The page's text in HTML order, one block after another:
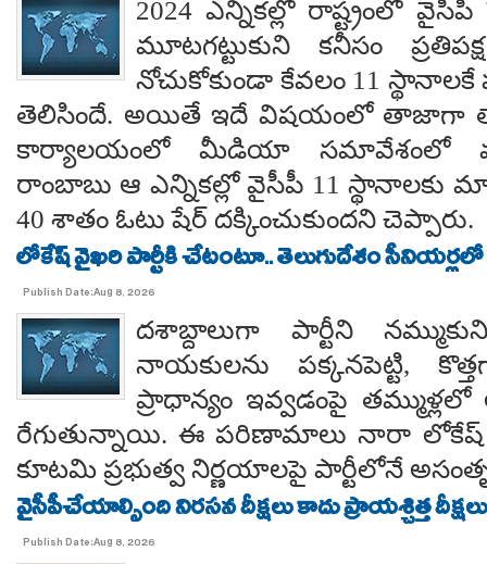
2024 ఎన్నికల్లో రాష్ట్రంలో
మూటగట్టుకుని కనీసం
నోచుకోకుండా కేవలం 11
తెలిసిందే. అయితే ఇదే విషయంలో తాజాగా
కార్యాలయంలో మీడియా సమావేశంలో
రాంబాబు ఆ ఎన్నికల్లో వైసీపీ 11
40 శాతం ఓటు షేర్ దక్కించుకుందని చెప్పారు.
లోకేష్ వైఖరి పార్టీకి చేటంటూ.. తెలుగుదేశం సీనియర్లలో
Publish Date:Aug 8, 2026
దశాబ్దాలుగా పార్టీని
నాయకులను పక్కనపెట్టి,
ప్రాధాన్యం ఇవ్వడంపై తమ్ముళ్లలో
రేగుతున్నాయి. ఈ పరిణామాలు నారా లోకేష్
కూటమి ప్రభుత్వ నిర్ణయాలపై పార్టీలోనే
వైసీపీచేయాల్సింది నిరసన దీక్షలు కాదు ప్రాయశ్చిత్త
Publish Date:Aug 8, 2026